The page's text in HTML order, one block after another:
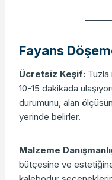
Fayans
Ücretsiz Keşif: Tuzla
10-15 dakikada
durumunu, alan
yerinde belirler.
Malzeme
bütçesine ve